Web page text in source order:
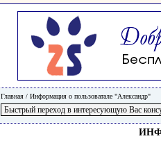
Главная / Информация о пользоватале "Александр"